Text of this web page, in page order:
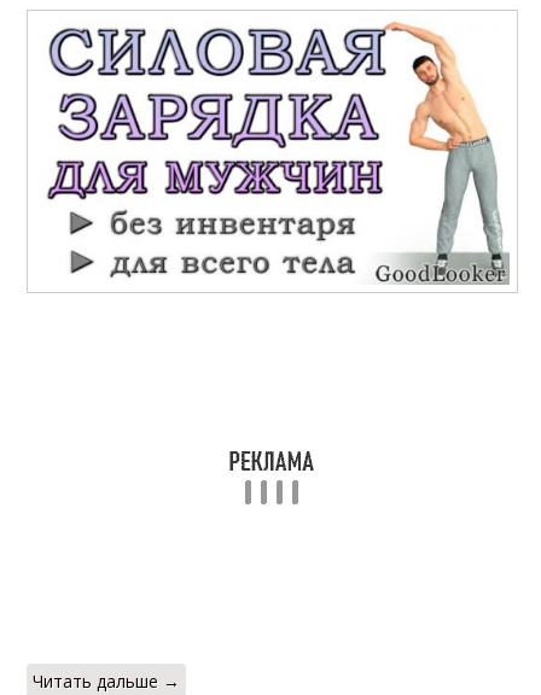
Читать дальше →